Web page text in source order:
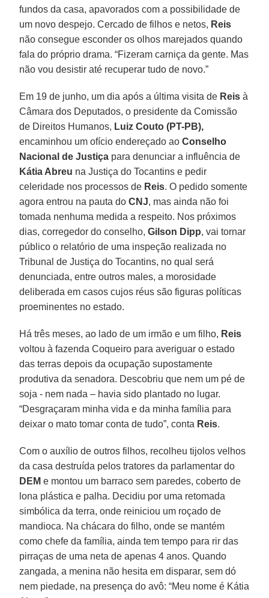
fundos da casa, apavorados com a possibilidade de
um novo despejo. Cercado de filhos e netos, Reis
não consegue esconder os olhos marejados quando
fala do próprio drama. “Fizeram carniça da gente. Mas
não vou desistir até recuperar tudo de novo.”
Em 19 de junho, um dia após a última visita de Reis à
Câmara dos Deputados, o presidente da Comissão
de Direitos Humanos, Luiz Couto (PT-PB),
encaminhou um ofício endereçado aoConselho
Nacional de Justiça para denunciar a influência de
Kátia Abreu na Justiça do Tocantins e pedir
celeridade nos processos de Reis. O pedido somente
agora entrou na pauta doCNJ, mas ainda não foi
tomada nenhuma medida a respeito. Nos próximos
dias, corregedor do conselho,Gilson Dipp, vai tornar
público o relatório de uma inspeção realizada no
Tribunal de Justiça do Tocantins, no qual será
denunciada, entre outros males, a morosidade
deliberada em casos cujos réus são figuras políticas
proeminentes no estado.
Há três meses, ao lado de um irmão e um filho, Reis
voltou à fazenda Coqueiro para averiguar o estado
das terras depois da ocupação supostamente
produtiva da senadora. Descobriu que nem um pé de
soja - nem nada – havia sido plantado no lugar.
“Desgraçaram minha vida e da minha família para
deixar o mato tomar conta de tudo”, conta Reis.
Com o auxílio de outros filhos, recolheu tijolos velhos
da casa destruída pelos tratores da parlamentar do
DEM e montou um barraco sem paredes, coberto de
lona plástica e palha. Decidiu por uma retomada
simbólica da terra, onde reiniciou um roçado de
mandioca. Na chácara do filho, onde se mantém
como chefe da família, ainda tem tempo para rir das
pirraças de uma neta de apenas 4 anos. Quando
zangada, a menina não hesita em disparar, sem dó
nem piedade, na presença do avô: “Meu nome é Kátia